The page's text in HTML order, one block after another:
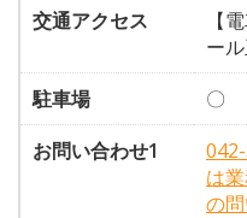
交通アクセス
【
ー
駐車場
〇
お問い合わせ1
は
の